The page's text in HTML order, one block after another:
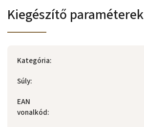
Kiegészítő paraméterek
Kategória:
Súly:
EAN
vonalkód: